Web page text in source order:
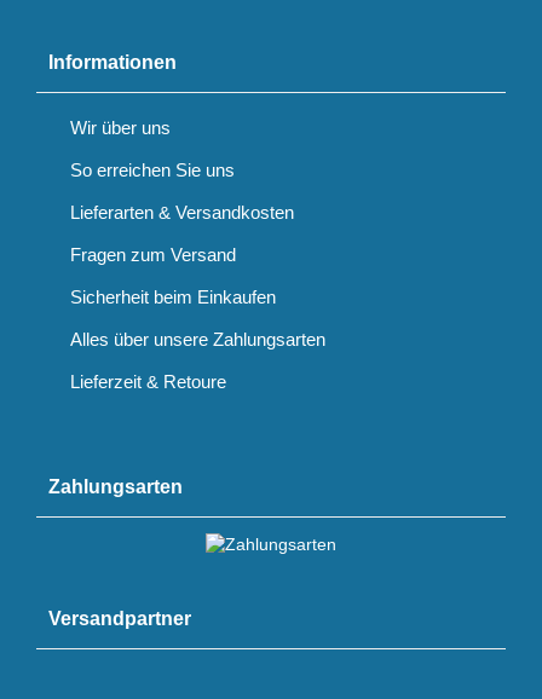
Informationen
Wir über uns
So erreichen Sie uns
Lieferarten & Versandkosten
Fragen zum Versand
Sicherheit beim Einkaufen
Alles über unsere Zahlungsarten
Lieferzeit & Retoure
Zahlungsarten
Versandpartner